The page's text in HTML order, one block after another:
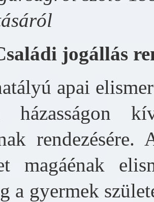
jogállás
apai
magáénak
a gyermek